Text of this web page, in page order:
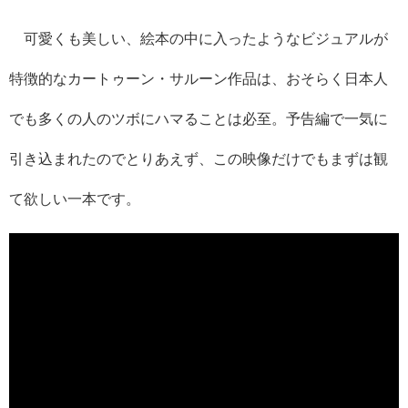
可愛くも美しい、絵本の中に入ったようなビジュアルが
特徴的なカートゥーン・サルーン作品は、おそらく日本人
でも多くの人のツボにハマることは必至。予告編で一気に
引き込まれたのでとりあえず、この映像だけでもまずは観
て欲しい一本です。